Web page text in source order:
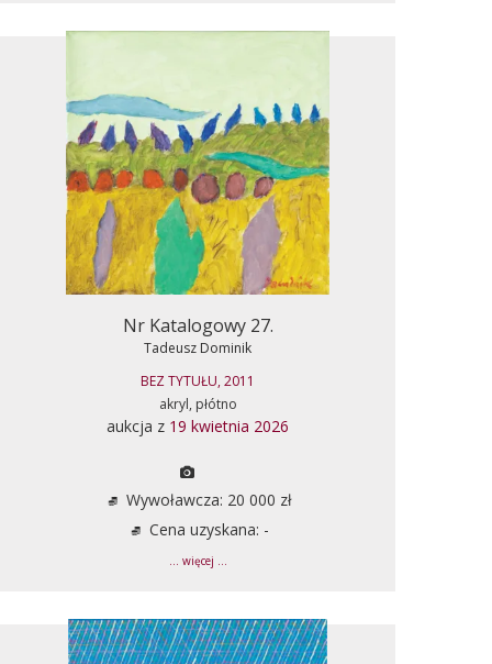
Nr Katalogowy 27.
Tadeusz Dominik
BEZ TYTUŁU, 2011
akryl, płótno
aukcja z 19 kwietnia 2026
Wywoławcza: 20 000 zł
Cena uzyskana: -
... więcej ...